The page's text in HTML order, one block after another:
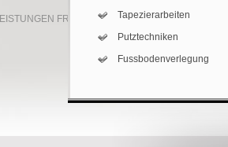
FRIEDBERG (C) 2022Tapezierarbeiten
Putztechniken
Fussbodenverlegung